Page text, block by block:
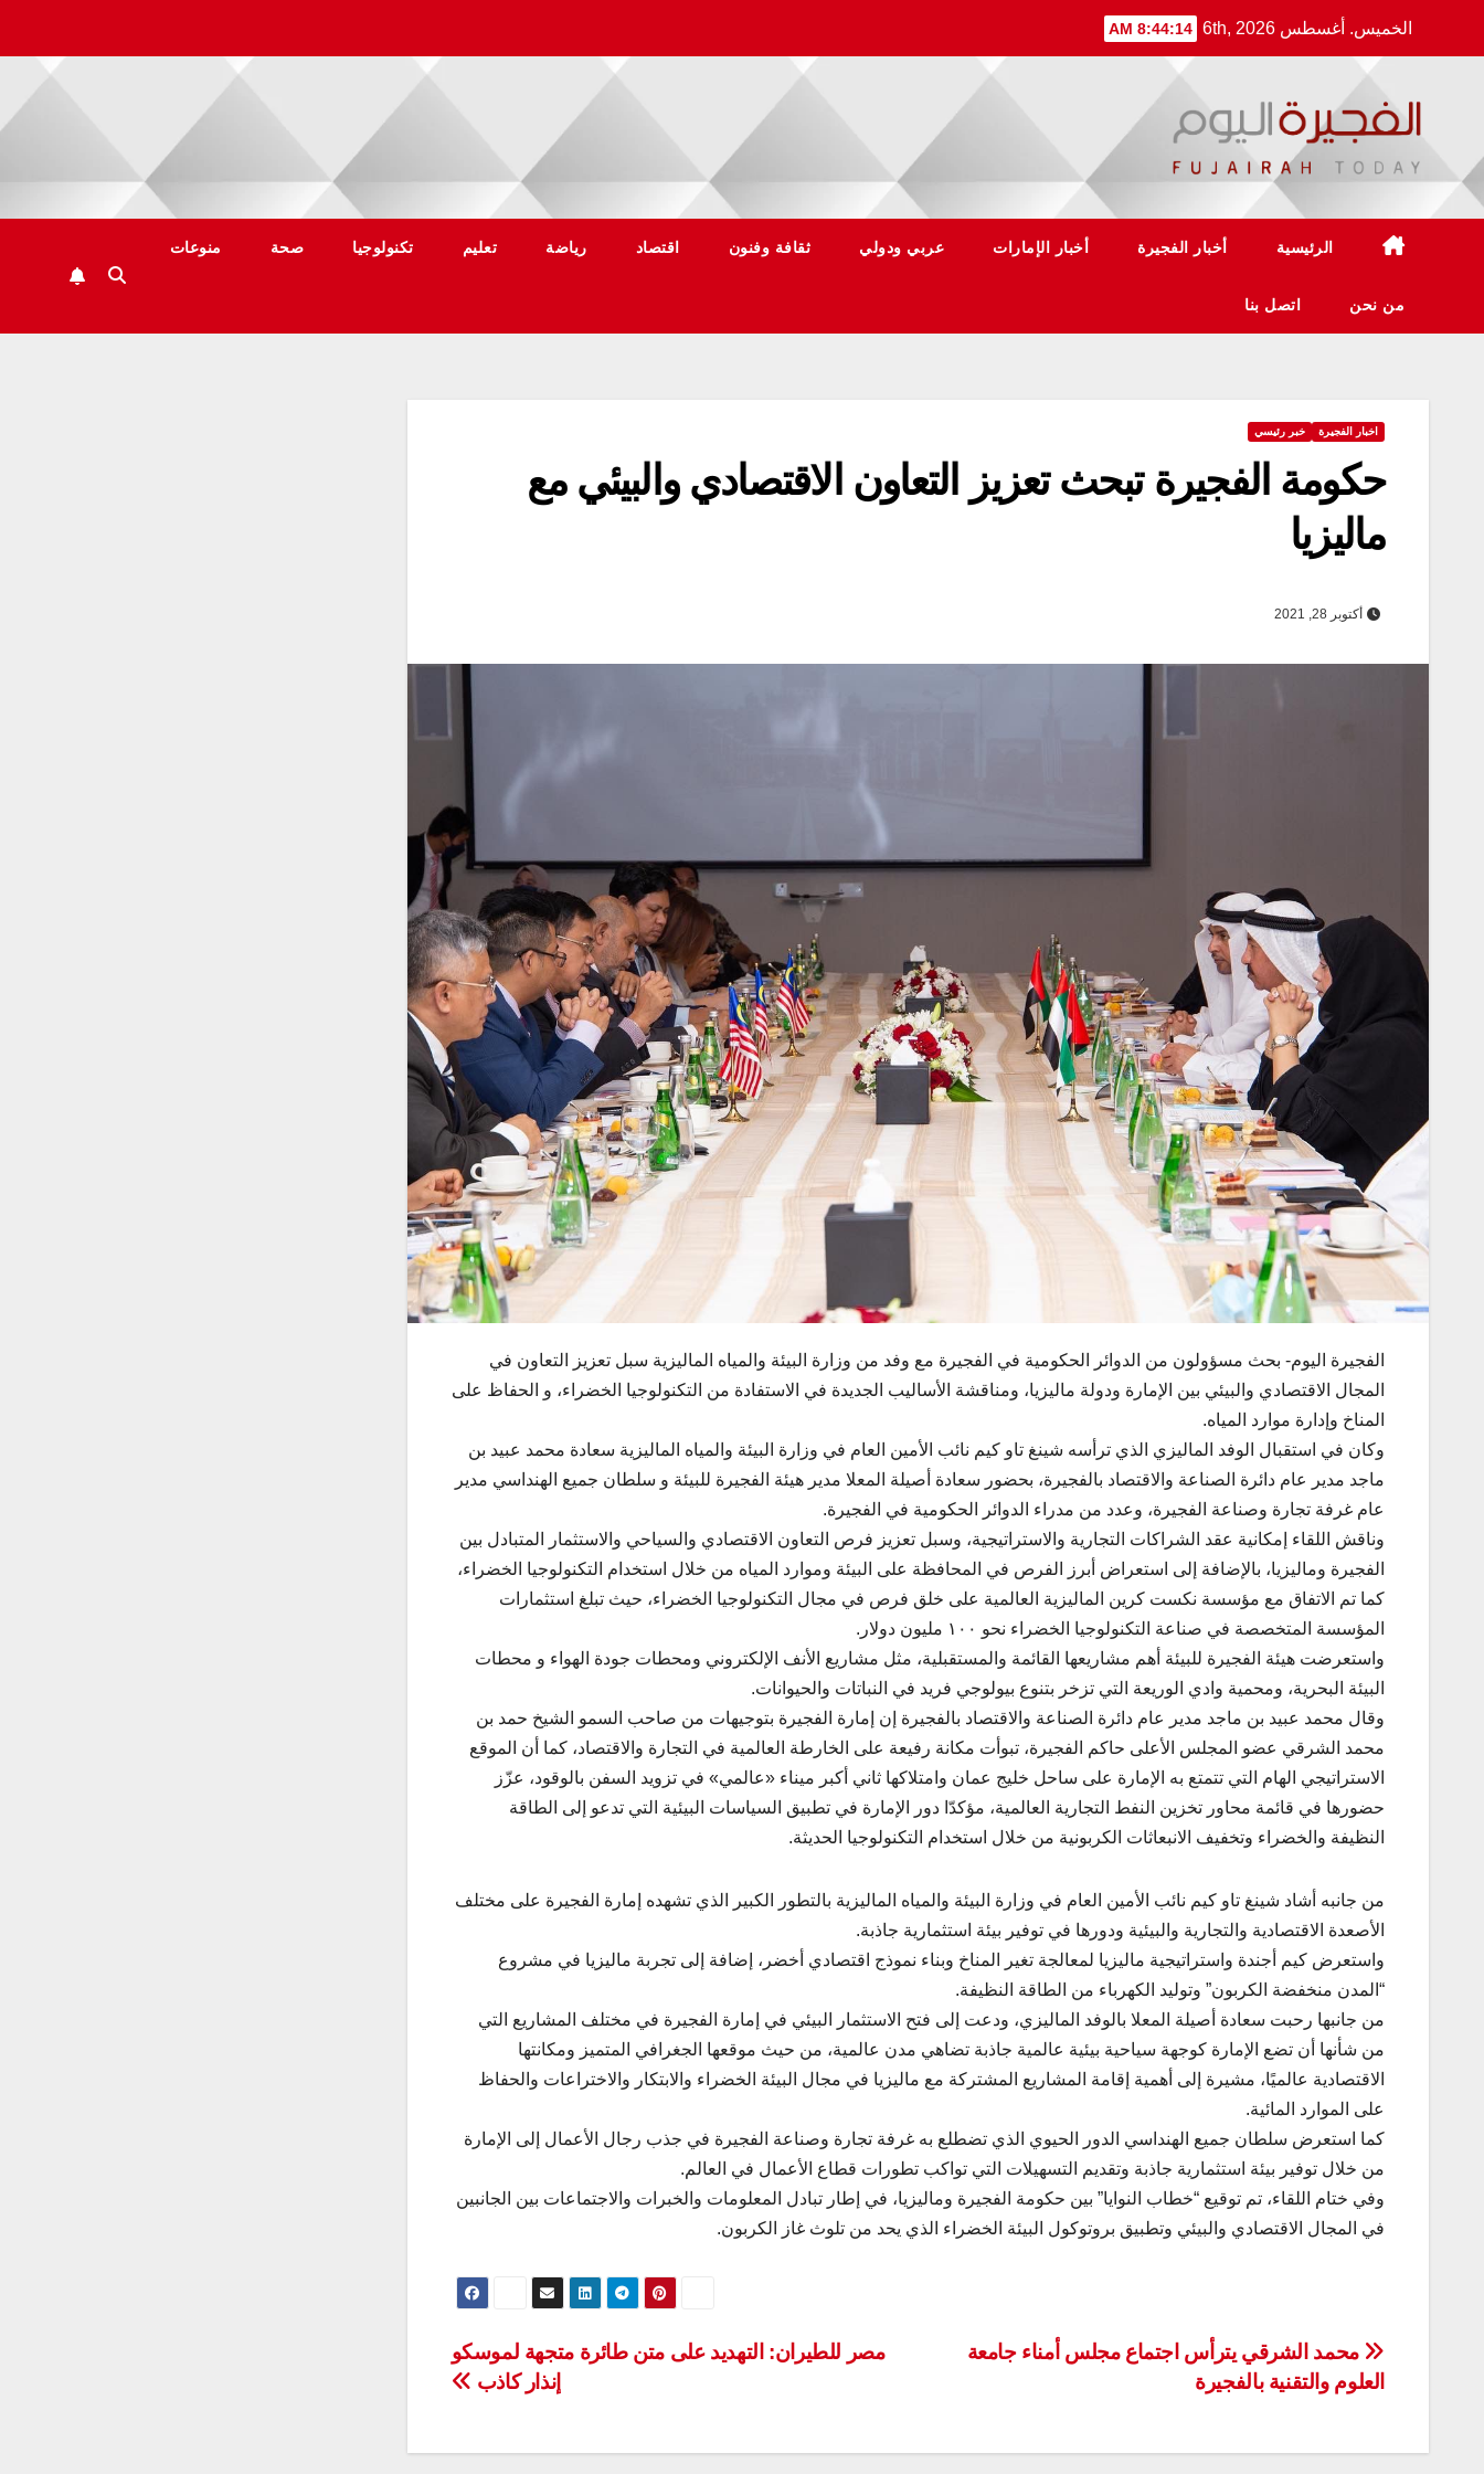
الخميس. أغسطس 6th, 2026 8:44:15 AM
الرئيسية أخبار الفجيرة أخبار الإمارات عربي ودولي ثقافة وفنون اقتصاد رياضة تعليم تكنولوجيا صحة منوعات
من نحن اتصل بنا
اخبار الفجيرة خبر رئيسي
حكومة الفجيرة تبحث تعزيز التعاون الاقتصادي والبيئي مع
ماليزيا
أكتوبر 28, 2021
الفجيرة اليوم- بحث مسؤولون من الدوائر الحكومية في الفجيرة مع وفد من وزارة البيئة والمياه الماليزية سبل تعزيز التعاون في
المجال الاقتصادي والبيئي بين الإمارة ودولة ماليزيا، ومناقشة الأساليب الجديدة في الاستفادة من التكنولوجيا الخضراء، و الحفاظ على
المناخ وإدارة موارد المياه.
وكان في استقبال الوفد الماليزي الذي ترأسه شينغ تاو كيم نائب الأمين العام في وزارة البيئة والمياه الماليزية سعادة محمد عبيد بن
ماجد مدير عام دائرة الصناعة والاقتصاد بالفجيرة، بحضور سعادة أصيلة المعلا مدير هيئة الفجيرة للبيئة و سلطان جميع الهنداسي مدير
عام غرفة تجارة وصناعة الفجيرة، وعدد من مدراء الدوائر الحكومية في الفجيرة.
وناقش اللقاء إمكانية عقد الشراكات التجارية والاستراتيجية، وسبل تعزيز فرص التعاون الاقتصادي والسياحي والاستثمار المتبادل بين
الفجيرة وماليزيا، بالإضافة إلى استعراض أبرز الفرص في المحافظة على البيئة وموارد المياه من خلال استخدام التكنولوجيا الخضراء،
كما تم الاتفاق مع مؤسسة نكست كرين الماليزية العالمية على خلق فرص في مجال التكنولوجيا الخضراء، حيث تبلغ استثمارات
المؤسسة المتخصصة في صناعة التكنولوجيا الخضراء نحو ١٠٠ مليون دولار.
واستعرضت هيئة الفجيرة للبيئة أهم مشاريعها القائمة والمستقبلية، مثل مشاريع الأنف الإلكتروني ومحطات جودة الهواء و محطات
البيئة البحرية، ومحمية وادي الوريعة التي تزخر بتنوع بيولوجي فريد في النباتات والحيوانات.
وقال محمد عبيد بن ماجد مدير عام دائرة الصناعة والاقتصاد بالفجيرة إن إمارة الفجيرة بتوجيهات من صاحب السمو الشيخ حمد بن
محمد الشرقي عضو المجلس الأعلى حاكم الفجيرة، تبوأت مكانة رفيعة على الخارطة العالمية في التجارة والاقتصاد، كما أن الموقع
الاستراتيجي الهام التي تتمتع به الإمارة على ساحل خليج عمان وامتلاكها ثاني أكبر ميناء «عالمي» في تزويد السفن بالوقود، عزّز
حضورها في قائمة محاور تخزين النفط التجارية العالمية، مؤكدّا دور الإمارة في تطبيق السياسات البيئية التي تدعو إلى الطاقة
النظيفة والخضراء وتخفيف الانبعاثات الكربونية من خلال استخدام التكنولوجيا الحديثة.
من جانبه أشاد شينغ تاو كيم نائب الأمين العام في وزارة البيئة والمياه الماليزية بالتطور الكبير الذي تشهده إمارة الفجيرة على مختلف
الأصعدة الاقتصادية والتجارية والبيئية ودورها في توفير بيئة استثمارية جاذبة.
واستعرض كيم أجندة واستراتيجية ماليزيا لمعالجة تغير المناخ وبناء نموذج اقتصادي أخضر، إضافة إلى تجربة ماليزيا في مشروع
“المدن منخفضة الكربون” وتوليد الكهرباء من الطاقة النظيفة.
من جانبها رحبت سعادة أصيلة المعلا بالوفد الماليزي، ودعت إلى فتح الاستثمار البيئي في إمارة الفجيرة في مختلف المشاريع التي
من شأنها أن تضع الإمارة كوجهة سياحية بيئية عالمية جاذبة تضاهي مدن عالمية، من حيث موقعها الجغرافي المتميز ومكانتها
الاقتصادية عالميًا، مشيرة إلى أهمية إقامة المشاريع المشتركة مع ماليزيا في مجال البيئة الخضراء والابتكار والاختراعات والحفاظ
على الموارد المائية.
كما استعرض سلطان جميع الهنداسي الدور الحيوي الذي تضطلع به غرفة تجارة وصناعة الفجيرة في جذب رجال الأعمال إلى الإمارة
من خلال توفير بيئة استثمارية جاذبة وتقديم التسهيلات التي تواكب تطورات قطاع الأعمال في العالم.
وفي ختام اللقاء، تم توقيع “خطاب النوايا” بين حكومة الفجيرة وماليزيا، في إطار تبادل المعلومات والخبرات والاجتماعات بين الجانبين
في المجال الاقتصادي والبيئي وتطبيق بروتوكول البيئة الخضراء الذي يحد من تلوث غاز الكربون.
تصفّح
المقالات
مصر للطيران: التهديد على متن طائرة متجهة لموسكو
إنذار كاذب
محمد الشرقي يترأس اجتماع مجلس أمناء جامعة
العلوم والتقنية بالفجيرة